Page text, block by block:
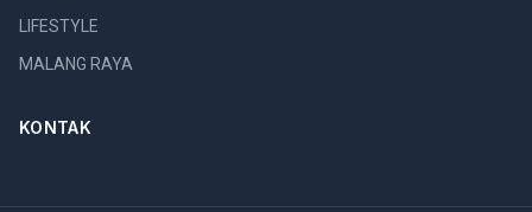
LIFESTYLE
MALANG RAYA
KONTAK